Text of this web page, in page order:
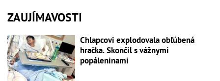
ZAUJÍMAVOSTI
Chlapcovi explodovala obľúbená
hračka. Skončil s vážnymi
popáleninami